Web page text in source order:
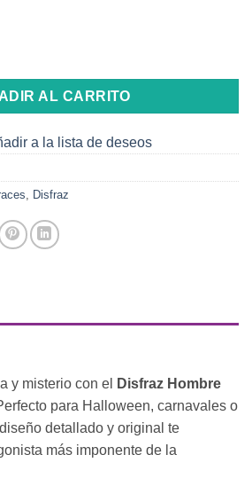
standard cantidad
AL CARRITO
a la lista de deseos
, Disfraz
y misterio con el
Disfraz Hombre
para Halloween, carnavales o
detallado y original te
más imponente de la